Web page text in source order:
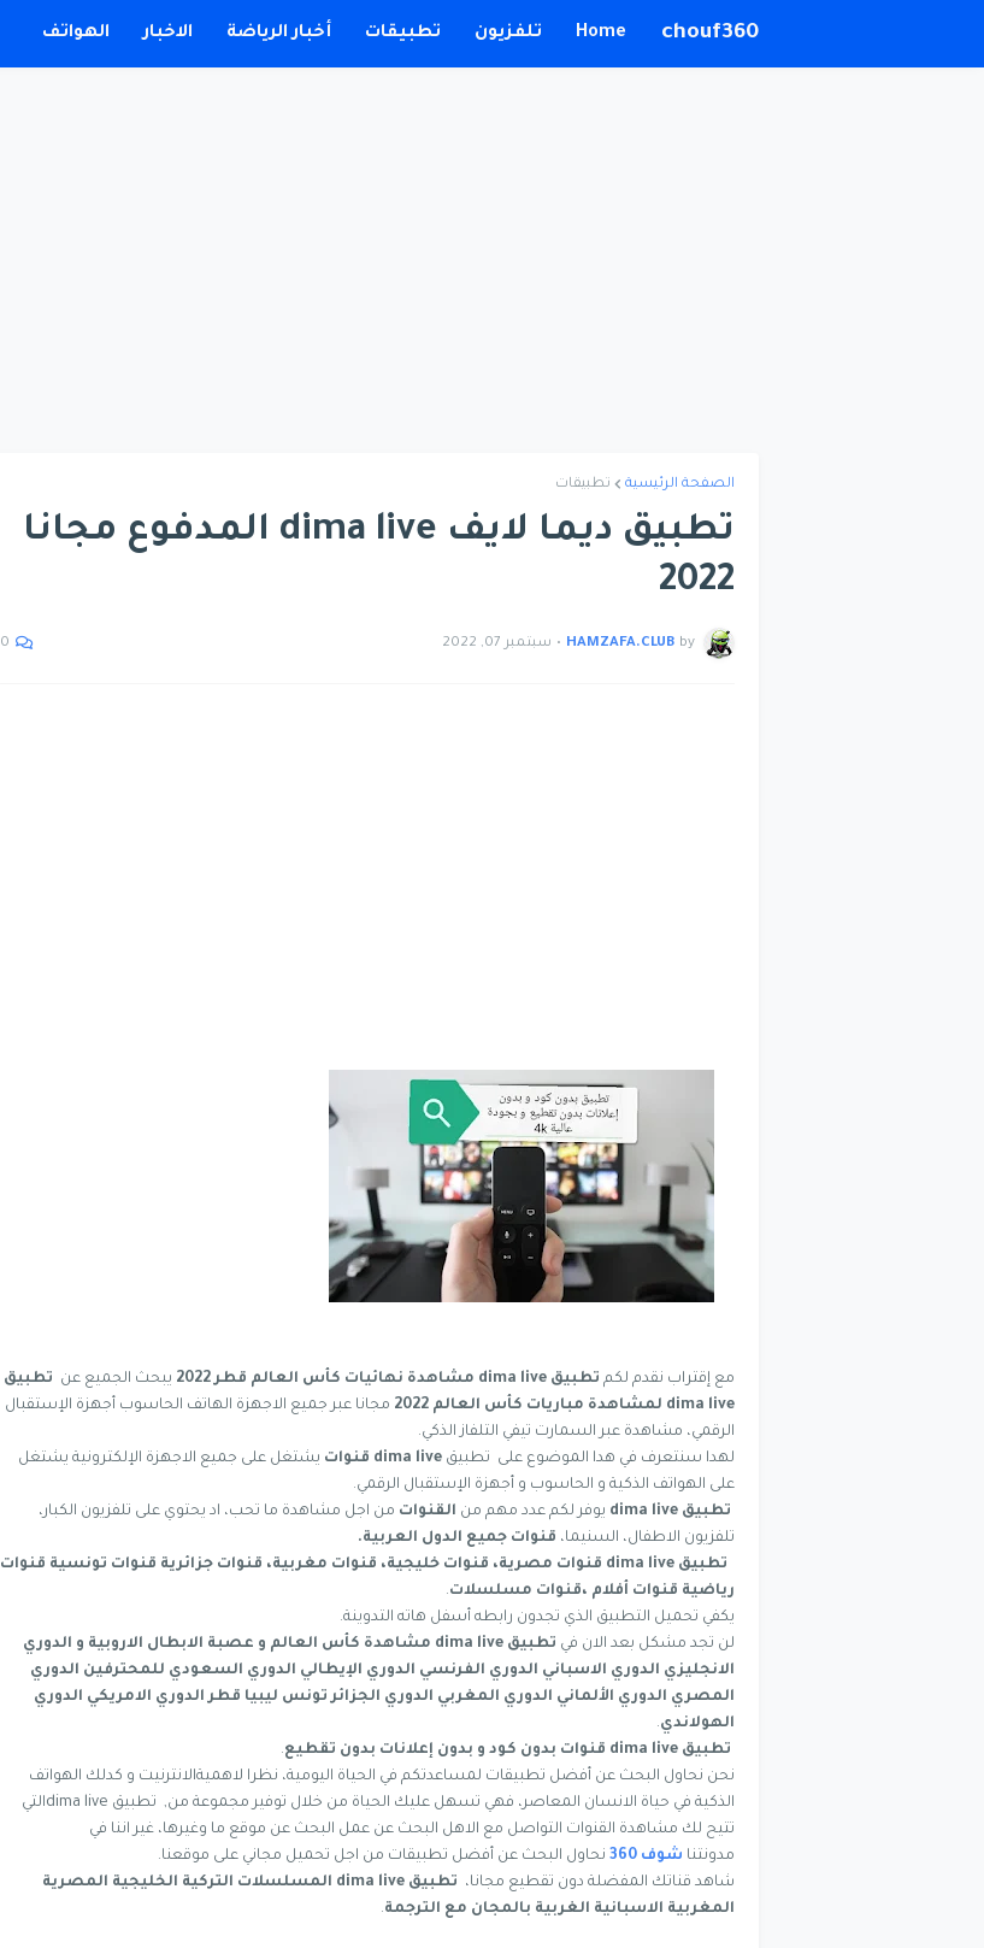
chouf360
Home تلفزيون تطبيقات أخبار الرياضة الاخبار الهواتف
الصفحة الرئيسية تطبيقات
تطبيق ديما لايف dima live المدفوع مجانا
2022
by
HAMZAFA.CLUB
• سبتمبر 07, 2022 0
مع إقتراب نقدم لكم تطبيق dima live مشاهدة نهائيات كأس العالم قطر 2022 يبحث الجميع عن تطبيق
dima live لمشاهدة مباريات كأس العالم 2022
مجانا عبر جميع الاجهزة الهاتف الحاسوب أجهزة الإستقبال
الرقمي، مشاهدة عبر السمارت تيفي التلفاز الذكي.
لهدا سنتعرف في هدا الموضوع على تطبيق
dima live قنوات
يشتغل على جميع الاجهزة الإلكترونية يشتغل
على الهواتف الذكية و الحاسوب و أجهزة الإستقبال الرقمي.
تطبيق dima live
يوفر لكم عدد مهم من القنوات من اجل مشاهدة ما تحب، اد يحتوي على تلفزيون الكبار،
تلفزيون الاطفال، السنيما، قنوات جميع الدول العربية.
تطبيق dima live
قنوات مصرية، قنوات خليجية، قنوات مغربية، قنوات جزائرية قنوات تونسية قنوات
رياضية قنوات أفلام ،قنوات مسلسلات.
يكفي تحميل التطبيق الذي تجدون رابطه أسفل هاته التدوينة.
لن تجد مشكل بعد الان في تطبيق dima live
مشاهدة كأس العالم و عصبة الابطال الاروبية و الدوري
الانجليزي الدوري الاسباني الدوري الفرنسي الدوري الإيطالي الدوري السعودي للمحترفين الدوري
المصري الدوري الألماني الدوري المغربي الدوري الجزائر تونس ليبيا قطر الدوري الامريكي الدوري
الهولاندي.
تطبيق dima live
قنوات بدون كود و بدون إعلانات بدون تقطيع.
نحن نحاول البحث عن أفضل تطبيقات لمساعدتكم في الحياة اليومية، نظرا لاهميةالانترنيت و كدلك الهواتف
الذكية في حياة الانسان المعاصر، فهي تسهل عليك الحياة من خلال توفير مجموعة من, تطبيق dima liveالتي
تتيح لك مشاهدة القنوات التواصل مع الاهل البحث عن عمل البحث عن موقع ما وغيرها، غير اننا في
مدونتنا شوف 360
نحاول البحث عن أفضل تطبيقات من اجل تحميل مجاني على موقعنا.
شاهد قناتك المفضلة دون تقطيع مجانا، تطبيق dima live
المسلسلات التركية الخليجية المصرية
المغربية الاسبانية الغربية بالمجان مع الترجمة.